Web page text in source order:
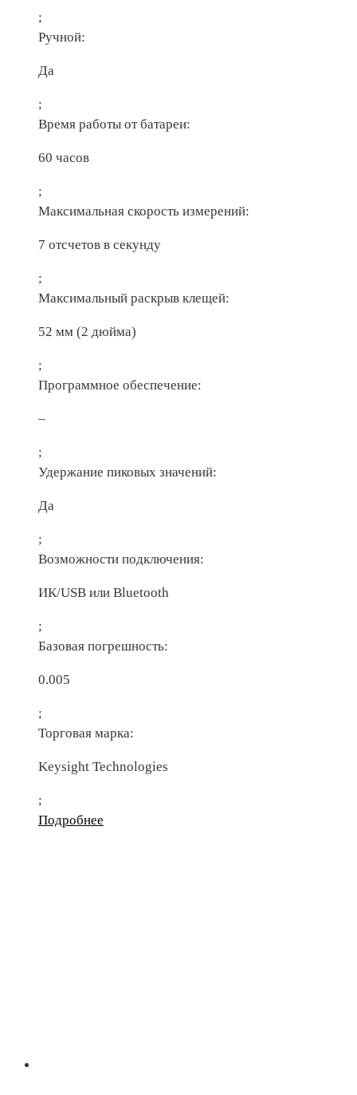
;
Ручной:
Да
;
Время работы от батареи:
60 часов
;
Максимальная скорость измерений:
7 отсчетов в секунду
;
Максимальный раскрыв клещей:
52 мм (2 дюйма)
;
Программное обеспечение:
–
;
Удержание пиковых значений:
Да
;
Возможности подключения:
ИК/USB или Bluetooth
;
Базовая погрешность:
0.005
;
Торговая марка:
Keysight Technologies
;
Подробнее